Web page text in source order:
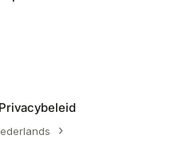
Privacybeleid